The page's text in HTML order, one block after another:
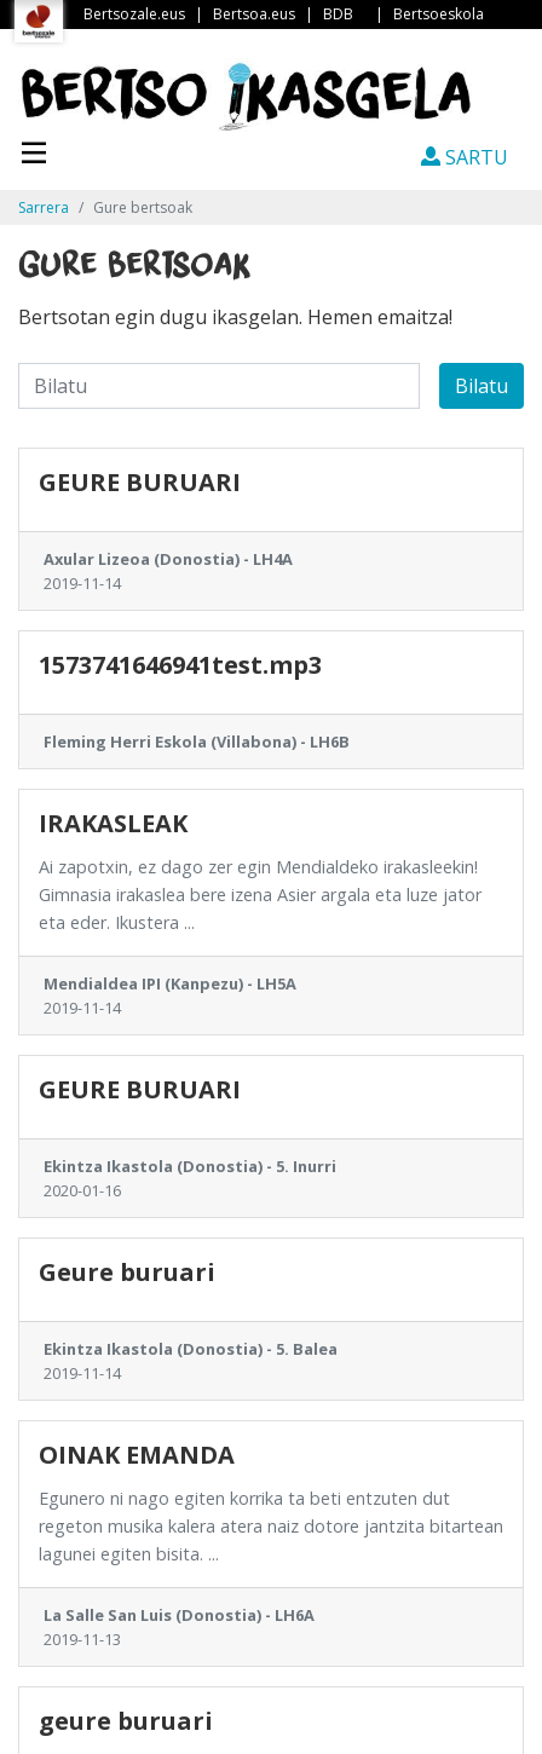
Bertsozale.eus | Bertsoa.eus | BDB | Bertsoeskola
SARTU
Sarrera Gure bertsoak
Gure bertsoak
Bertsotan egin dugu ikasgelan. Hemen emaitza!
Bilatu
GEURE BURUARI
Axular Lizeoa (Donostia) - LH4A
2019-11-14
1573741646941test.mp3
Fleming Herri Eskola (Villabona) - LH6B
IRAKASLEAK
Ai zapotxin, ez dago zer egin Mendialdeko irakasleekin!
Gimnasia irakaslea bere izena Asier argala eta luze jator
eta eder. Ikustera ...
Mendialdea IPI (Kanpezu) - LH5A
2019-11-14
GEURE BURUARI
Ekintza Ikastola (Donostia) - 5. Inurri
2020-01-16
Geure buruari
Ekintza Ikastola (Donostia) - 5. Balea
2019-11-14
OINAK EMANDA
Egunero ni nago egiten korrika ta beti entzuten dut
regeton musika kalera atera naiz dotore jantzita bitartean
lagunei egiten bisita. ...
La Salle San Luis (Donostia) - LH6A
2019-11-13
geure buruari